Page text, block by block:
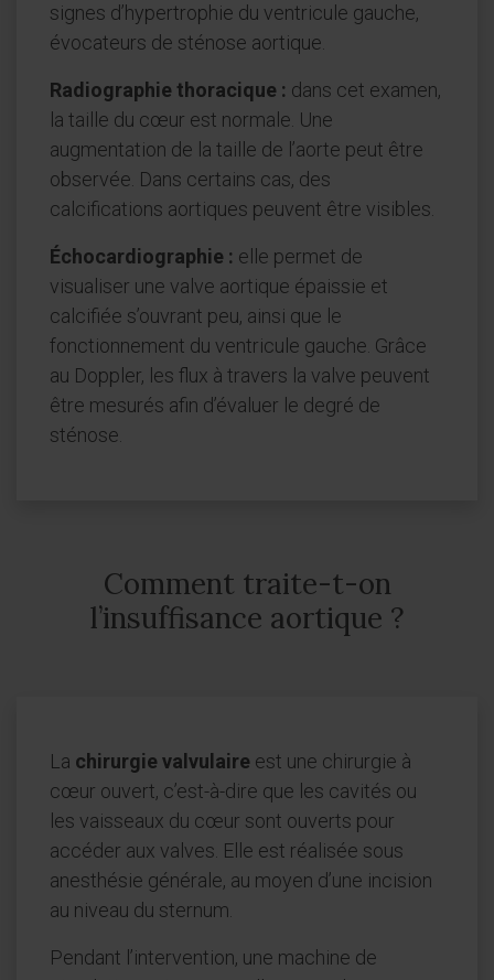
signes d’hypertrophie du ventricule gauche,
évocateurs de sténose aortique.
Radiographie thoracique : dans cet examen,
la taille du cœur est normale. Une
augmentation de la taille de l’aorte peut être
observée. Dans certains cas, des
calcifications aortiques peuvent être visibles.
Échocardiographie : elle permet de
visualiser une valve aortique épaissie et
calcifiée s’ouvrant peu, ainsi que le
fonctionnement du ventricule gauche. Grâce
au Doppler, les flux à travers la valve peuvent
être mesurés afin d’évaluer le degré de
sténose.
Comment traite-t-on
l’insuffisance aortique ?
La chirurgie valvulaire est une chirurgie à
cœur ouvert, c’est-à-dire que les cavités ou
les vaisseaux du cœur sont ouverts pour
accéder aux valves. Elle est réalisée sous
anesthésie générale, au moyen d’une incision
au niveau du sternum.
Pendant l’intervention, une machine de